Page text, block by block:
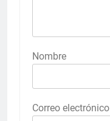
Nombre
Correo electrónico